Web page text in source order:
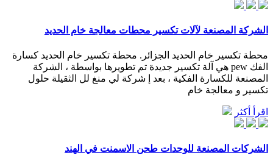
الشركة المصنعة لآلات تكسير محطات معالجة خام الحديد
محطة تكسير خام الحديد الجزائر. محطة تكسير خام الحديد كسارة
الفك pew هي آلة تكسير جديدة تم تطويرها بواسطة ، الشركة
المصنعة للكسارة الفكية ، بعد إ شركة لي منغ لل الثقيلة حلول
تكسير و معالجة خام
اقرأ أكثر
الشركات المصنعة للوحدات طحن الاسمنت في الهند